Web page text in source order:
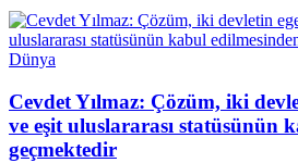
Dünya
Cevdet Yılmaz: Çözüm, iki
ve eşit uluslararası statüsünün
geçmektedir